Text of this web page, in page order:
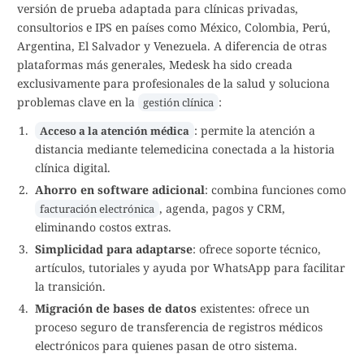
versión de prueba adaptada para clínicas privadas,
consultorios e IPS en países como México, Colombia, Perú,
Argentina, El Salvador y Venezuela. A diferencia de otras
plataformas más generales, Medesk ha sido creada
exclusivamente para profesionales de la salud y soluciona
problemas clave en la
gestión clínica :
Acceso a la atención médica : permite la atención a
distancia mediante telemedicina conectada a la historia
clínica digital.
Ahorro en software adicional: combina funciones como
facturación electrónica , agenda, pagos y CRM,
eliminando costos extras.
Simplicidad para adaptarse: ofrece soporte técnico,
artículos, tutoriales y ayuda por WhatsApp para facilitar
la transición.
Migración de bases de datos existentes: ofrece un
proceso seguro de transferencia de registros médicos
electrónicos para quienes pasan de otro sistema.